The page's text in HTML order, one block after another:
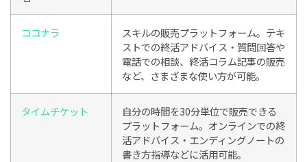
ココナラ
スキルの販売プラットフォーム。テキ
ストでの終活アドバイス・質問回答や
電話での相談、終活コラム記事の販売
など、さまざまな使い方が可能。
タイムチケット
自分の時間を30分単位で販売できる
プラットフォーム。オンラインでの終
活アドバイス・エンディングノートの
書き方指導などに活用可能。